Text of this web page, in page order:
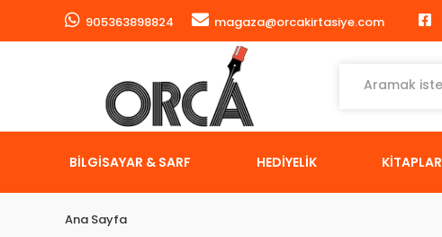
905363898824 magaza@orcakirtasiye.com
BİLGİSAYAR & SARF HEDİYELİK KİTAPLAR
Ana Sayfa